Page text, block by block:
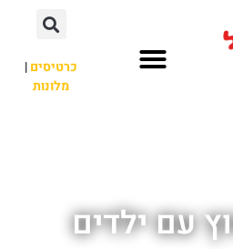
כרטיסים|
מלונות
עם ילדים